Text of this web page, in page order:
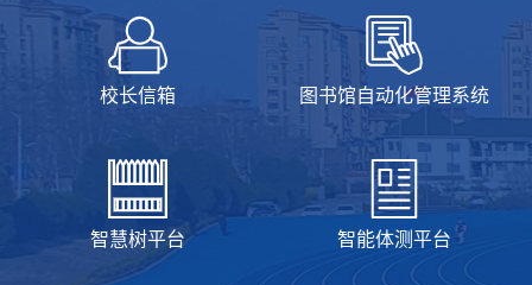
校长信箱 图书馆自动化管理系统
智慧树平台 智能体测平台